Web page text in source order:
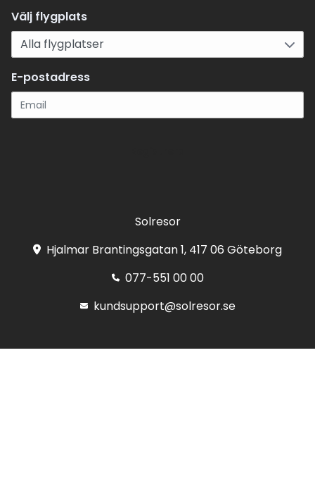
Välj flygplats
E-postadress
Solresor
Hjalmar Brantingsgatan 1, 417 06 Göteborg
077-551 00 00
kundsupport@solresor.se